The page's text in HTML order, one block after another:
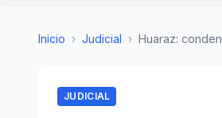
Inicio › Judicial › Huaraz:
JUDICIAL